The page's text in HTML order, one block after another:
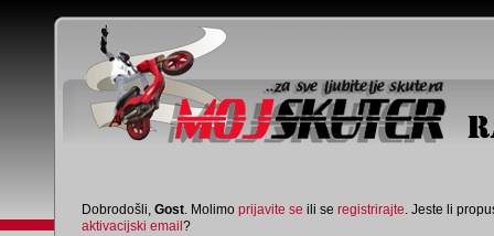
Dobrodošli, Gost . Molimo prijavite se ili se registrirajte . Jeste li
aktivacijski email?